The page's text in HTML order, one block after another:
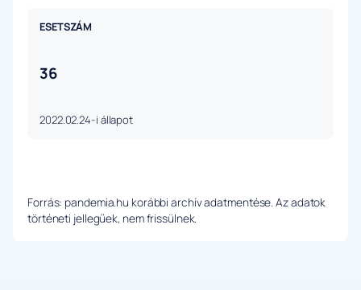
ESETSZÁM
36
2022.02.24-i állapot
Forrás: pandemia.hu korábbi archív adatmentése. Az adatok
történeti jellegűek, nem frissülnek.